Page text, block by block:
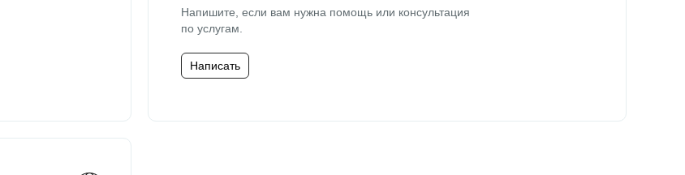
Напишите, если вам нужна помощь или консультация
по услугам.
Написать